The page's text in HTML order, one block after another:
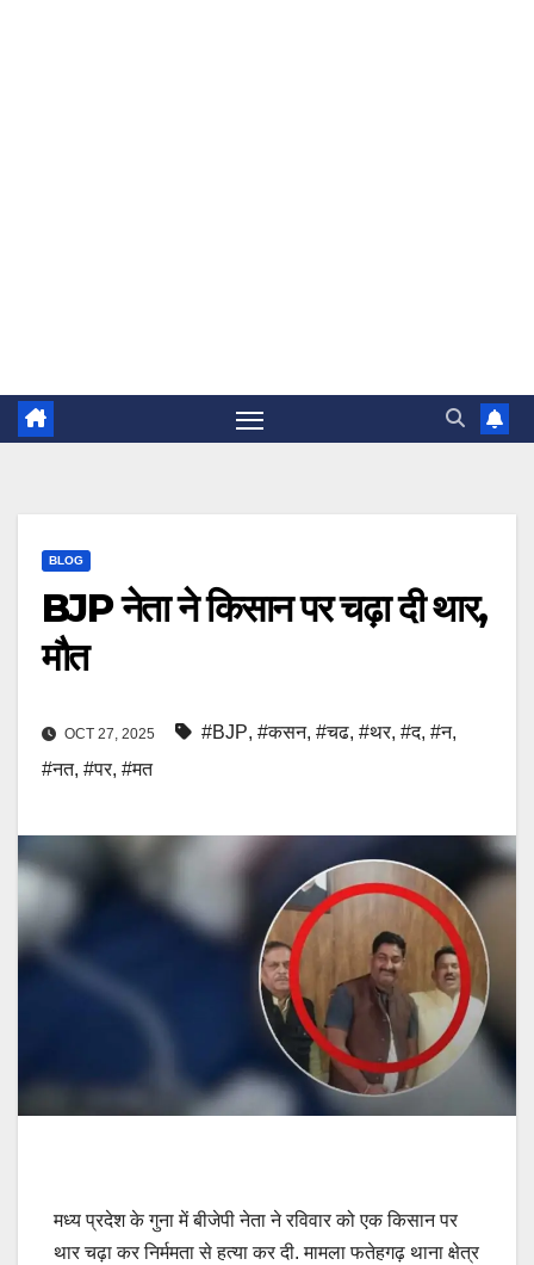
BLOG
BJP नेता ने किसान पर चढ़ा दी थार,
मौत
OCT 27, 2025 #BJP, #कसन, #चढ, #थर, #द, #न,
#नत, #पर, #मत
मध्य प्रदेश के गुना में बीजेपी नेता ने रविवार को एक किसान पर
थार चढ़ा कर निर्ममता से हत्या कर दी. मामला फतेहगढ़ थाना क्षेत्र